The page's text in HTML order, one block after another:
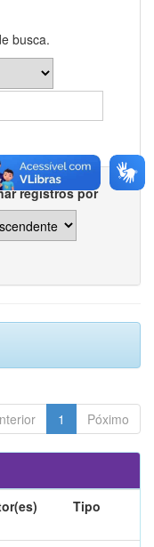
busca.
registros por
1 Póximo
Tipo